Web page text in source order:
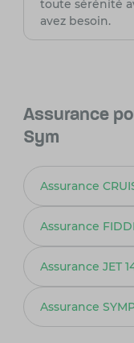
toute sérénité
avez besoin.
Assurance
Sym
Assurance
Assurance
Assurance JET
Assurance